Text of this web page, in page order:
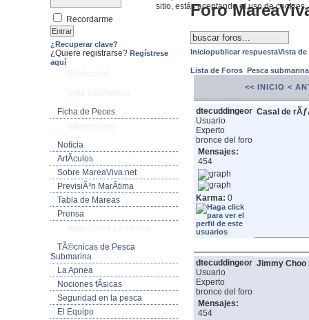
sitio, estás aceptando el uso de cookies.
Recordarme
¿Recuperar clave?
¿Quiere registrarse? Regístrese
aquí
Ficha de Peces
Noticia
ArtÃ­culos
Sobre MareaViva.net
PrevisiÃ³n MarÃ­tima
Tabla de Mareas
Prensa
TÃ©cnicas de Pesca
Submarina
La Apnea
Nociones fÃ­sicas
Seguridad en la pesca
El Equipo
Foro
Iniciopublicar respuestaVista de
Lista de Foros Pesca
<< INICIO <
dtecuddingeor
Usuario
Experto
bronce del foro
Mensajes:
454
Karma: 0
Casal de
dtecuddingeor
Usuario
Experto
bronce del foro
Mensajes:
454
Jimmy Choo